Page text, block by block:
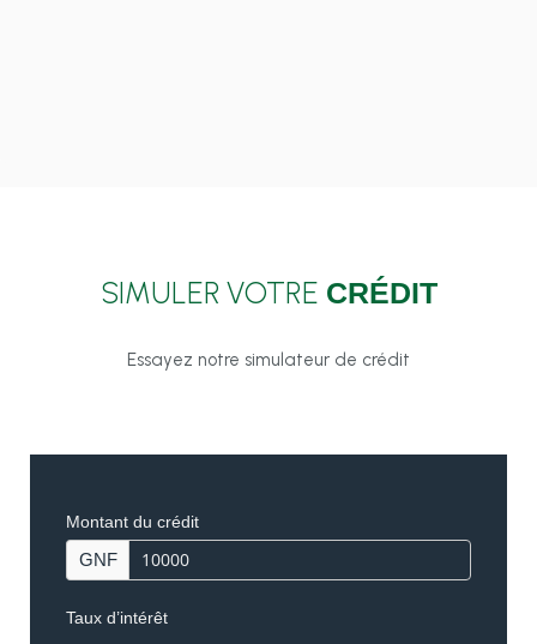
SIMULER VOTRE CRÉDIT
Essayez notre simulateur de crédit
Montant du crédit
GNF
Taux d’intérêt
vous
êtes
un